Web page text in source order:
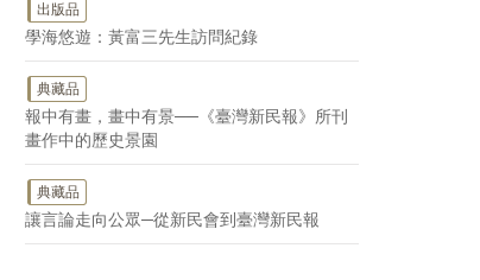
出版品
學海悠遊：黃富三先生訪問紀錄
典藏品
報中有畫，畫中有景──《臺灣新民報》所刊
畫作中的歷史景園
典藏品
讓言論走向公眾─從新民會到臺灣新民報